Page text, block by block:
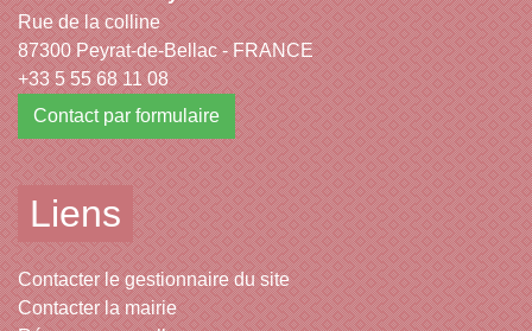
Rue de la colline
87300 Peyrat-de-Bellac - FRANCE
+33 5 55 68 11 08
Contact par formulaire
Liens
Contacter le gestionnaire du site
Contacter la mairie